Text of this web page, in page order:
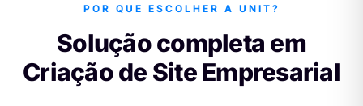
POR QUE ESCOLHER A UNIT?
Solução completa em
Criação de Site Empresarial